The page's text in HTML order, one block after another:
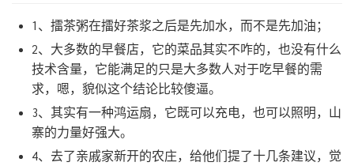
1、擂茶粥在擂好茶浆之后是先加水，而不是先加油；
2、大多数的早餐店，它的菜品其实不咋的，也没有什么
技术含量，它能满足的只是大多数人对于吃早餐的需
求，嗯，貌似这个结论比较傻逼。
3、其实有一种鸿运扇，它既可以充电，也可以照明，山
寨的力量好强大。
4、去了亲戚家新开的农庄，给他们提了十几条建议，觉